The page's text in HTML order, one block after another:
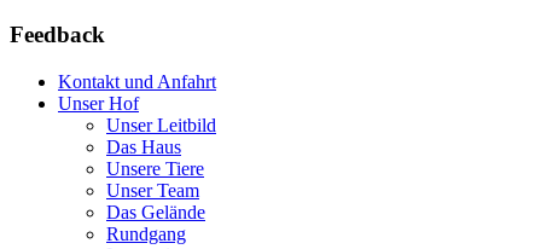
Feedback
Kontakt und Anfahrt
Unser Hof
Unser Leitbild
Das Haus
Unsere Tiere
Unser Team
Das Gelände
Rundgang